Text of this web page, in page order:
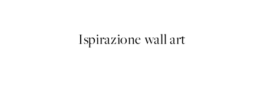
Ispirazione wall art